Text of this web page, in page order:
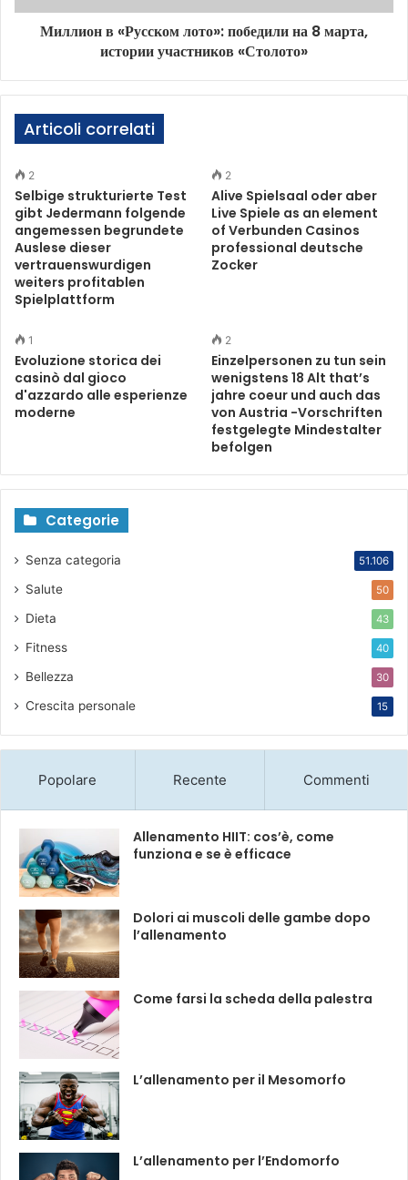
Миллион в «Русском лото»: победили на 8 марта,
истории участников «Столото»
Articoli correlati
2
Selbige strukturierte Test
gibt Jedermann folgende
angemessen begrundete
Auslese dieser
vertrauenswurdigen
weiters profitablen
Spielplattform
2
Alive Spielsaal oder aber
Live Spiele as an element
of Verbunden Casinos
professional deutsche
Zocker
1
Evoluzione storica dei
casinò dal gioco
d'azzardo alle esperienze
moderne
2
Einzelpersonen zu tun sein
wenigstens 18 Alt that’s
jahre coeur und auch das
von Austria -Vorschriften
festgelegte Mindestalter
befolgen
Categorie
Senza categoria 51.106
Salute 50
Dieta 43
Fitness 40
Bellezza 30
Crescita personale 15
Popolare Recente Commenti
Allenamento HIIT: cos’è, come
funziona e se è efficace
Dolori ai muscoli delle gambe dopo
l’allenamento
Come farsi la scheda della palestra
L’allenamento per il Mesomorfo
L’allenamento per l’Endomorfo